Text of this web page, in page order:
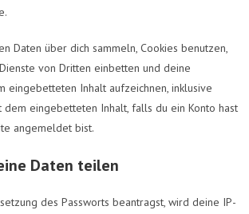
Daten über dich sammeln, Cookies benutzen,
von Dritten einbetten und deine
eingebetteten Inhalt aufzeichnen, inklusive
eingebetteten Inhalt, falls du ein Konto hast
angemeldet bist.
Daten teilen
des Passworts beantragst, wird deine IP-